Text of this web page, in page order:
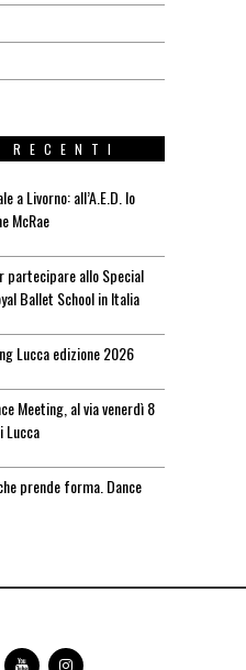
a Livorno: all’A.E.D. lo
McRae
partecipare allo Special
Ballet School in Italia
Lucca edizione 2026
Meeting, al via venerdì 8
Lucca
prende forma. Dance